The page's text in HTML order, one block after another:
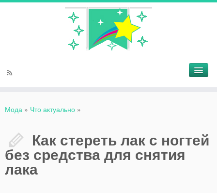
Мода » Что актуально »
Как стереть лак с ногтей
без средства для снятия
лака